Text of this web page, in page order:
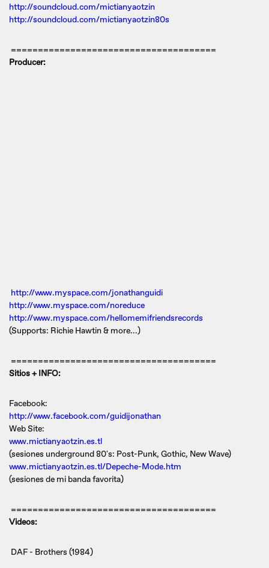
http://soundcloud.com/mictianyaotzin
http://soundcloud.com/mictianyaotzin80s
======================================
Producer:
http://www.myspace.com/jonathanguidi
http://www.myspace.com/noreduce
http://www.myspace.com/hellomemifriendsrecords
(Supports: Richie Hawtin & more...)
======================================
Sitios + INFO:
Facebook:
http://www.facebook.com/guidijonathan
Web Site:
www.mictianyaotzin.es.tl
(sesiones underground 80's: Post-Punk, Gothic, New Wave)
www.mictianyaotzin.es.tl/Depeche-Mode.htm
(sesiones de mi banda favorita)
======================================
Videos:
DAF - Brothers (1984)